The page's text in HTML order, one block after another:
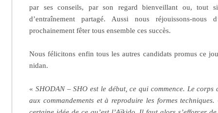
par ses conseils, par son regard bienveillant ou, tout
d’entraînement partagé. Aussi nous réjouissons-nous
prochainement fêter tous ensemble ces succès.
Nous félicitons enfin tous les autres candidats promus ce
nidan.
« SHODAN – SHO est le début, ce qui commence. Le corps
aux commandements et à reproduire les formes